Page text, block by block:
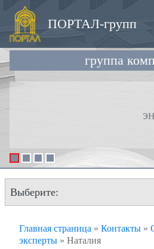
ПОРТАЛ-групп
(current)
группа
Выберите:
Главная страница » Контакты »
эксперты » Наталия